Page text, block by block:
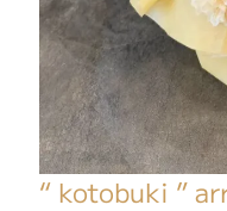
“ kotobuki ”